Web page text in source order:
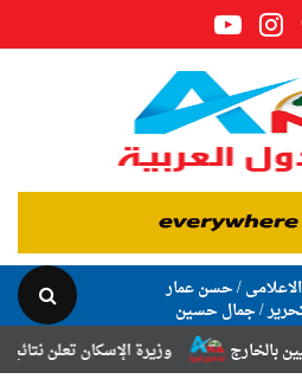
/ حسن عمار
/ جمال حسين
وزيرة الإسكان تعلن نتائج